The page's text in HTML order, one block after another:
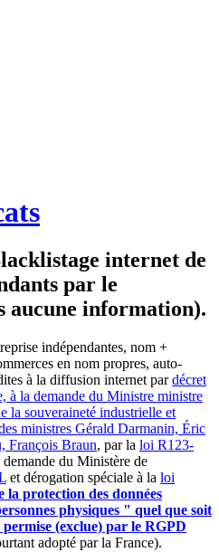
internet de
par le
aucune information).
indépendantes, nom +
en nom propres, auto-
à la diffusion internet pardécret
à la demande du Ministre ministre
la souveraineté industrielle et
ministres Gérald Darmanin, Éric
François Braun, par la loi R123-
demande du Ministère de
et dérogation spéciale à la loi
la protection des données
physiques " quel que soit
(exclue) par le RGPD
adopté par la France).